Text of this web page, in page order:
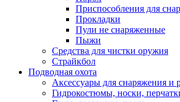
Приспособления для
Прокладки
Пули не снаряженные
Пыжи
Средства для чистки оружия
Страйкбол
Подводная охота
Аксессуары для снаряжения и
Гидрокостюмы, носки,